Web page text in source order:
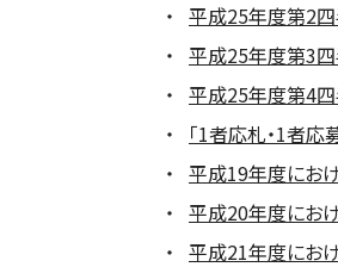
平成25年度第2四
平成25年度第3四
平成25年度第4四
「1者応札・1者
平成19年度にお
平成20年度にお
平成21年度にお